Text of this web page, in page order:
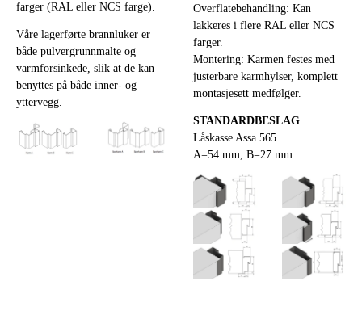
farger (RAL eller NCS farge).
Våre lagerførte brannluker er
både pulvergrunnmalte og
varmforsinkede, slik at de kan
benyttes på både inner- og
yttervegg.
Overflatebehandling: Kan
lakkeres i flere RAL eller NCS
farger.
Montering: Karmen festes med
justerbare karmhylser, komplett
montasjesett medfølger.
STANDARDBESLAG
Låskasse Assa 565
A=54 mm, B=27 mm.